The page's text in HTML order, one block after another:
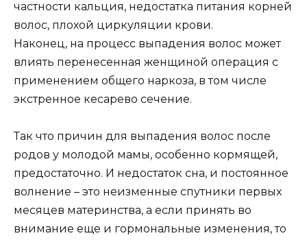
частности кальция, недостатка питания корней
волос, плохой циркуляции крови.
Наконец, на процесс выпадения волос может
влиять перенесенная женщиной операция с
применением общего наркоза, в том числе
экстренное кесарево сечение.
Так что причин для выпадения волос после
родов у молодой мамы, особенно кормящей,
предостаточно. И недостаток сна, и постоянное
волнение – это неизменные спутники первых
месяцев материнства, а если принять во
внимание еще и гормональные изменения, то